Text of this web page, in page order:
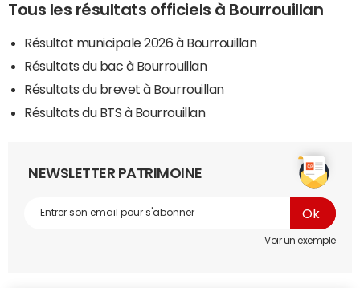
Tous les résultats officiels à Bourrouillan
Résultat municipale 2026 à Bourrouillan
Résultats du bac à Bourrouillan
Résultats du brevet à Bourrouillan
Résultats du BTS à Bourrouillan
NEWSLETTER PATRIMOINE
Voir un exemple